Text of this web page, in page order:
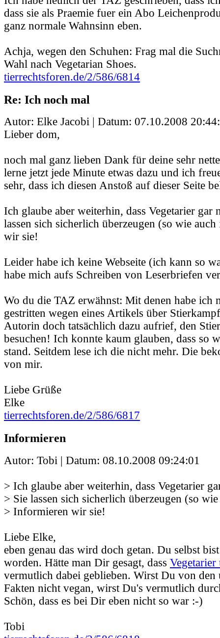
dass sie als Praemie fuer ein Abo
ganz normale Wahnsinn eben.
Achja, wegen den Schuhen: Frag mal die
Wahl nach Vegetarian Shoes.
tierrechtsforen.de/2/586/6814
Re: Ich noch mal
Autor: Elke Jacobi | Datum: 07.10.2008
Lieber dom,
noch mal ganz lieben Dank für deine sehr
lerne jetzt jede Minute etwas dazu und ich
sehr, dass ich diesen Anstoß auf dieser Seite
Ich glaube aber weiterhin, dass Vegetarier gar
lassen sich sicherlich überzeugen (so wie
wir sie!
Leider habe ich keine Webseite (ich kann so
habe mich aufs Schreiben von Leserbriefen
Wo du die TAZ erwähnst: Mit denen habe ich
gestritten wegen eines Artikels über
Autorin doch tatsächlich dazu aufrief, den
besuchen! Ich konnte kaum glauben, dass so
stand. Seitdem lese ich die nicht mehr. Die
von mir.
Liebe Grüße
Elke
tierrechtsforen.de/2/586/6817
Informieren
Autor: Tobi | Datum: 08.10.2008 09:24:01
> Ich glaube aber weiterhin, dass Vegetarier
> Sie lassen sich sicherlich überzeugen (so
> Informieren wir sie!
Liebe Elke,
eben genau das wird doch getan. Du selbst
worden. Hätte man Dir gesagt, dass
vermutlich dabei geblieben. Wirst Du von den
Fakten nicht vegan, wirst Du's vermutlich
Schön, dass es bei Dir eben nicht so war :-)
Tobi